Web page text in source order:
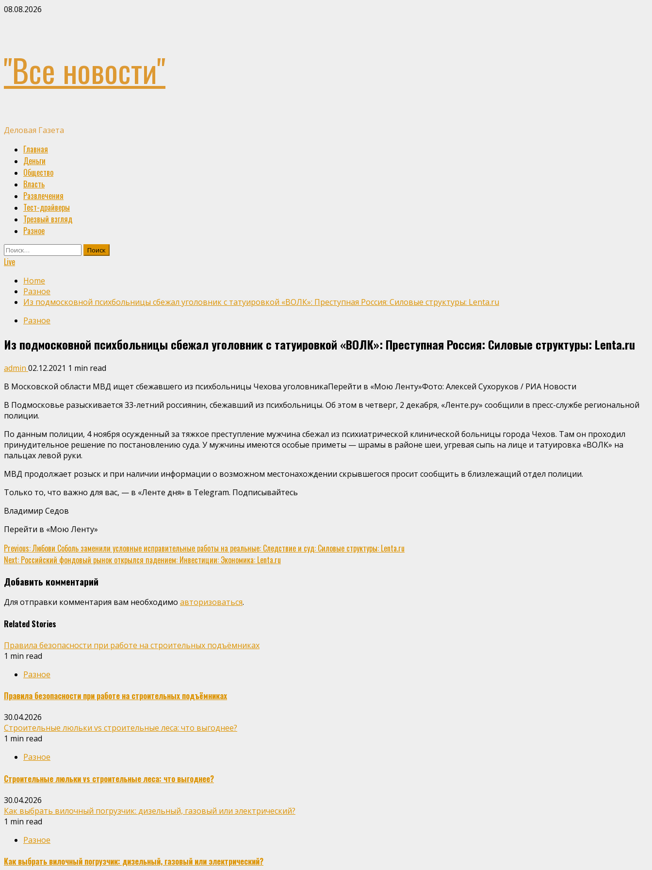
Skip
08.08.2026
"Все новости"
Деловая Газета
Primary
Menu
Главная
Деньги
Общество
Власть
Развлечения
Тест-драйверы
Трезвый взгляд
Разное
Найти:
Live
Home
Разное
Из подмосковной психбольницы сбежал уголовник с татуировкой «ВОЛК»: Преступная Россия: Силовые структуры: Lenta.ru
Разное
Из подмосковной психбольницы сбежал уголовник с татуировкой «ВОЛК»: Преступная Россия: Силовые структуры: Lenta.ru
admin 02.12.2021 1 min read
В Московской области МВД ищет сбежавшего из психбольницы Чехова уголовникаПерейти в «Мою Ленту»Фото: Алексей Сухоруков / РИА Новости
В Подмосковье разыскивается 33-летний россиянин, сбежавший из психбольницы. Об этом в четверг, 2 декабря, «Ленте.ру» сообщили в пресс-службе региональной
полиции.
По данным полиции, 4 ноября осужденный за тяжкое преступление мужчина сбежал из психиатрической клинической больницы города Чехов. Там он проходил
принудительное решение по постановлению суда. У мужчины имеются особые приметы — шрамы в районе шеи, угревая сыпь на лице и татуировка «ВОЛК» на
пальцах левой руки.
МВД продолжает розыск и при наличии информации о возможном местонахождении скрывшегося просит сообщить в близлежащий отдел полиции.
Только то, что важно для вас, — в «Ленте дня» в Telegram. Подписывайтесь
Владимир Седов
Перейти в «Мою Ленту»
Continue
Reading
Previous:Любови Соболь заменили условные исправительные работы на реальные: Следствие и суд: Силовые структуры: Lenta.ru
Next: Российский фондовый рынок открылся падением: Инвестиции: Экономика: Lenta.ru
Добавить комментарий
Для отправки комментария вам необходимо авторизоваться.
Related Stories
Правила безопасности при работе на строительных подъёмниках
1 min read
Разное
Правила безопасности при работе на строительных подъёмниках
30.04.2026
Строительные люльки vs строительные леса: что выгоднее?
1 min read
Разное
Строительные люльки vs строительные леса: что выгоднее?
30.04.2026
Как выбрать вилочный погрузчик: дизельный, газовый или электрический?
1 min read
Разное
Как выбрать вилочный погрузчик: дизельный, газовый или электрический?